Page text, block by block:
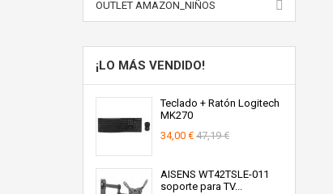
OUTLET AMAZON_NIÑOS
¡LO MÁS VENDIDO!
Teclado + Ratón Logitech
MK270
34,00 € 47,19 €
AISENS WT42TSLE-011
soporte para TV...